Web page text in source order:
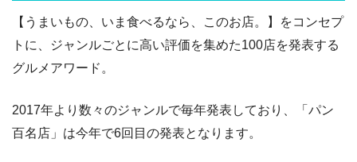
【うまいもの、いま食べるなら、このお店。】をコンセプ
トに、ジャンルごとに高い評価を集めた100店を発表する
グルメアワード。
2017年より数々のジャンルで毎年発表しており、「パン
百名店」は今年で6回目の発表となります。